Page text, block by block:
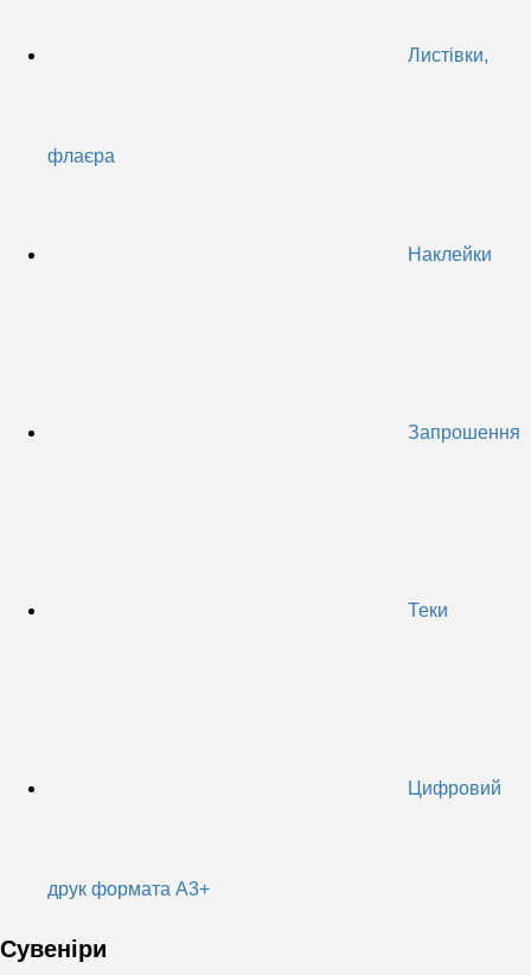
Листівки,
флаєра
Наклейки
Запрошення
Теки
Цифровий
друк формата А3+
Сувеніри